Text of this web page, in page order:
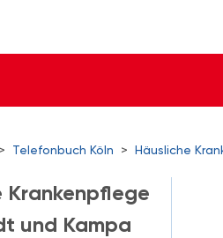
> Telefonbuch Köln > Häusliche
Krankenpflege
und Kampa